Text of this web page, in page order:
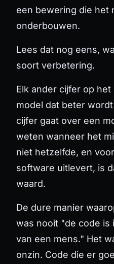
een bewering die het
onderbouwen.
Lees dat nog eens,
soort verbetering.
Elk ander cijfer op
model dat beter
cijfer gaat over een
weten wanneer het
niet hetzelfde, en
software uitlevert, is
waard.
De dure manier
was nooit "de code is
van een mens." Het
onzin. Code die er